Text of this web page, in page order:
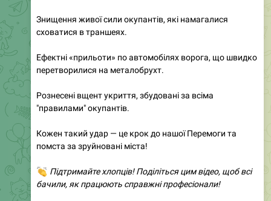
Знищення живої сили окупантів, які намагалися
сховатися в траншеях.
Ефектні «прильоти» по автомобілях ворога, що швидко
перетворилися на металобрухт.
Рознесені вщент укриття, збудовані за всіма
"правилами" окупантів.
Кожен такий удар — це крок до нашої Перемоги та
помста за зруйновані міста!
Підтримайте хлопців! Поділіться цим відео, щоб всі
бачили, як працюють справжні професіонали!